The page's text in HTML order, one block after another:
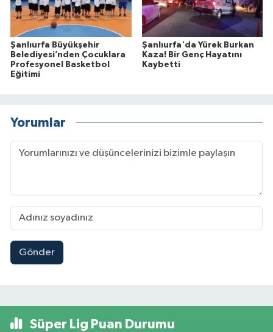
Şanlıurfa Büyükşehir
Belediyesi’nden Çocuklara
Profesyonel Basketbol
Eğitimi
Şanlıurfa'da Yürek Burkan
Kaza! Bir Genç Hayatını
Kaybetti
Yorumlar
Gönder
Süper Lig Puan Durumu